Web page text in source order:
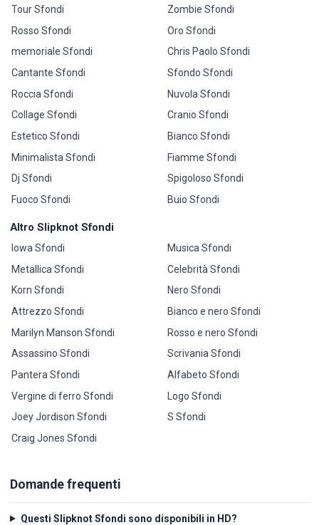
Tour Sfondi
Rosso Sfondi
memoriale Sfondi
Cantante Sfondi
Roccia Sfondi
Collage Sfondi
Estetico Sfondi
Minimalista Sfondi
Dj Sfondi
Fuoco Sfondi
Zombie Sfondi
Oro Sfondi
Chris Paolo Sfondi
Sfondo Sfondi
Nuvola Sfondi
Cranio Sfondi
Bianco Sfondi
Fiamme Sfondi
Spigoloso Sfondi
Buio Sfondi
Altro Slipknot Sfondi
Iowa Sfondi
Metallica Sfondi
Korn Sfondi
Attrezzo Sfondi
Marilyn Manson Sfondi
Assassino Sfondi
Pantera Sfondi
Vergine di ferro Sfondi
Joey Jordison Sfondi
Craig Jones Sfondi
Musica Sfondi
Celebrità Sfondi
Nero Sfondi
Bianco e nero Sfondi
Rosso e nero Sfondi
Scrivania Sfondi
Alfabeto Sfondi
Logo Sfondi
S Sfondi
Domande frequenti
Questi Slipknot Sfondi sono disponibili in HD?